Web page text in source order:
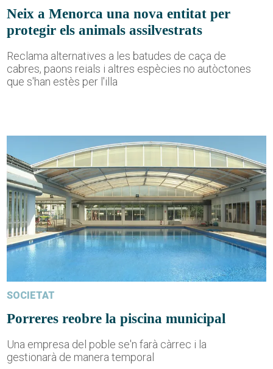
Neix a Menorca una nova entitat per
protegir els animals assilvestrats
Reclama alternatives a les batudes de caça de
cabres, paons reials i altres espècies no autòctones
que s'han estès per l'illa
SOCIETAT
Porreres reobre la piscina municipal
Una empresa del poble se'n farà càrrec i la
gestionarà de manera temporal